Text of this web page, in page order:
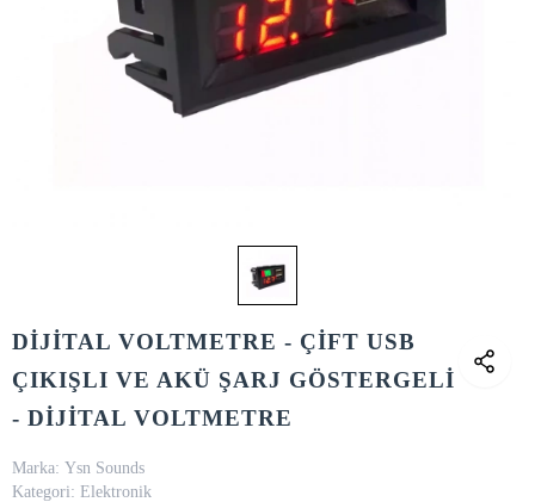
DİJİTAL VOLTMETRE - ÇİFT USB
ÇIKIŞLI VE AKÜ ŞARJ GÖSTERGELİ
- DİJİTAL VOLTMETRE
Marka: Ysn Sounds
Kategori: Elektronik